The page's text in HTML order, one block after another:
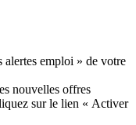
emploi » de votre
nouvelles offres
sur le lien « Activer